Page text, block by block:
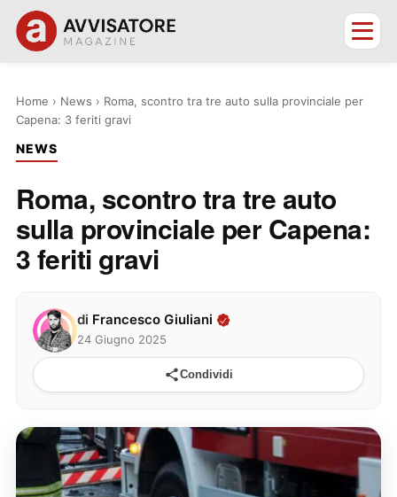
Home › News › Roma, scontro tra tre auto sulla provinciale per
Capena: 3 feriti gravi
NEWS
Roma, scontro tra tre auto
sulla provinciale per Capena:
3 feriti gravi
di Francesco Giuliani
24 Giugno 2025
Condividi